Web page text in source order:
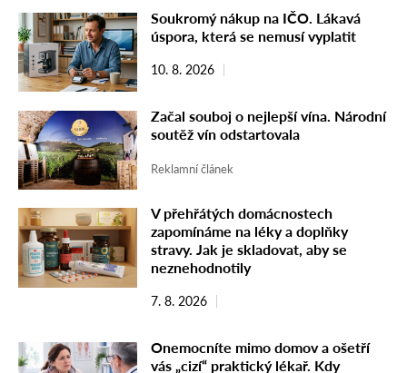
Soukromý nákup na IČO. Lákavá
úspora, která se nemusí vyplatit
10. 8. 2026
Začal souboj o nejlepší vína. Národní
soutěž vín odstartovala
Reklamní článek
V přehřátých domácnostech
zapomínáme na léky a doplňky
stravy. Jak je skladovat, aby se
neznehodnotily
7. 8. 2026
Onemocníte mimo domov a ošetří
vás „cizí“ praktický lékař. Kdy